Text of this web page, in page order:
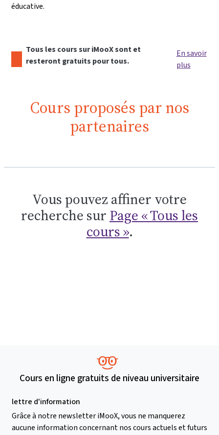
éducative.
Tous les cours sur iMooX sont et
resteront gratuits pour tous.
En savoir
plus
Cours proposés par nos
partenaires
Vous pouvez affiner votre
recherche sur Page « Tous les
cours ».
Cours en ligne gratuits de niveau universitaire
lettre d'information
Grâce à notre newsletter iMooX, vous ne manquerez
aucune information concernant nos cours actuels et futurs